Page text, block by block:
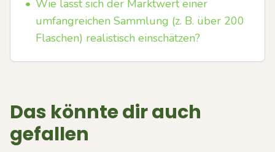
• Wie lässt sich der Marktwert einer
umfangreichen Sammlung (z. B. über 200
Flaschen) realistisch einschätzen?
Das könnte dir auch
gefallen